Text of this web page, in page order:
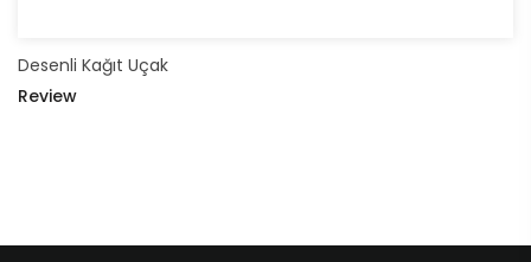
Desenli Kağıt Uçak
Review